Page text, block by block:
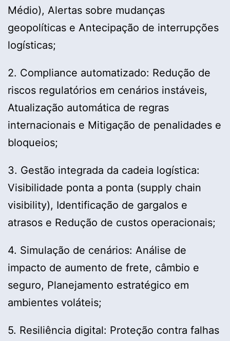
Médio), Alertas sobre mudanças
geopolíticas e Antecipação de interrupções
logísticas;
2. Compliance automatizado: Redução de
riscos regulatórios em cenários instáveis,
Atualização automática de regras
internacionais e Mitigação de penalidades e
bloqueios;
3. Gestão integrada da cadeia logística:
Visibilidade ponta a ponta (supply chain
visibility), Identificação de gargalos e
atrasos e Redução de custos operacionais;
4. Simulação de cenários: Análise de
impacto de aumento de frete, câmbio e
seguro, Planejamento estratégico em
ambientes voláteis;
5. Resiliência digital: Proteção contra falhas